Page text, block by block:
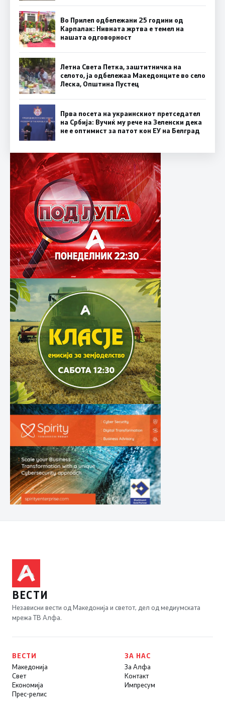
Во Прилеп одбележани 25 години од
Карпалак: Нивната жртва е темел на
нашата одговорност
Летна Света Петка, заштитничка на
селото, ја одбележаа Македонците во село
Леска, Општина Пустец
Прва посета на украинскиот претседател
на Србија: Вучиќ му рече на Зеленски дека
не е оптимист за патот кон ЕУ на Белград
ВЕСТИ
Независни вести од Македонија и светот, дел од медиумската
мрежа ТВ Алфа.
ВЕСТИ
Македонија
Свет
Економија
Прес-релис
ЗА НАС
За Алфа
Контакт
Импресум